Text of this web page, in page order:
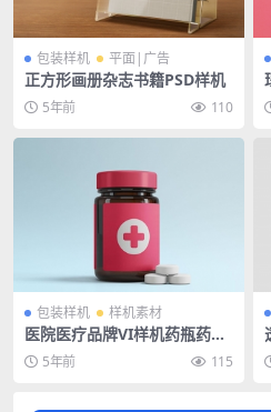
包装样机 平面|广告
正方形画册杂志书籍PSD样机
5年前 110
包装样机 样机素材
医院医疗品牌VI样机药瓶药盒
胶囊PSD智能贴图设计素材
5年前 115